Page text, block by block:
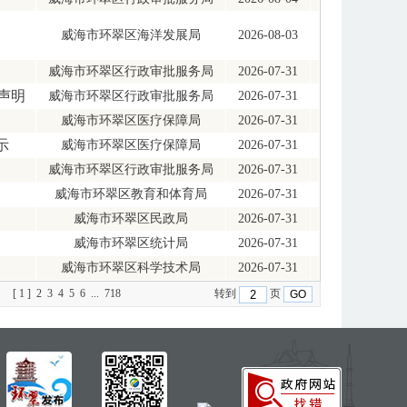
威海市环翠区海洋发展局 2026-08-03
威海市环翠区行政审批服务局 2026-07-31
明 威海市环翠区行政审批服务局
2026-07-31
威海市环翠区医疗保障局
2026-07-31
威海市环翠区医疗保障局
2026-07-31
威海市环翠区行政审批服务局
2026-07-31
威海市环翠区教育和体育局
2026-07-31
威海市环翠区民政局
2026-07-31
威海市环翠区统计局
2026-07-31
威海市环翠区科学技术局
2026-07-31
[ 1 ] 2 3 4 5 6 ... 718 转到 页